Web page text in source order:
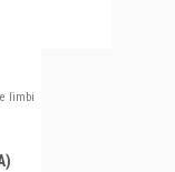
limbi